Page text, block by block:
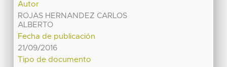
Autor
ROJAS HERNANDEZ CARLOS
ALBERTO
Fecha de publicación
21/09/2016
Tipo de documento